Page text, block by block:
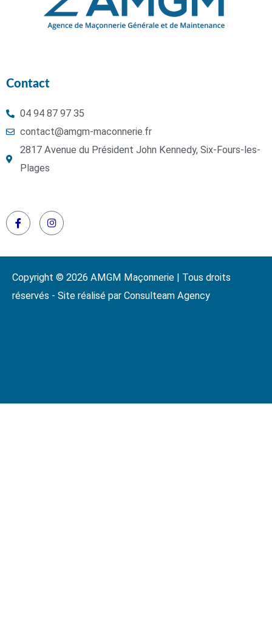
Contact
04 94 87 97 35
contact@amgm-maconnerie.fr
2817 Avenue du Président John Kennedy, Six-Fours-les-
Plages
Copyright © 2026 AMGM Maçonnerie | Tous droits
réservés - Site réalisé par Consulteam Agency